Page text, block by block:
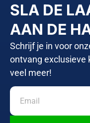
SLA DE
AAN DE
Schrijf je in voor
ontvang exclusieve
veel meer!